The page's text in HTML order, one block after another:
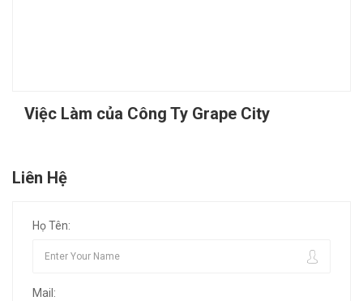
Việc Làm của Công Ty Grape City
Liên Hệ
Họ Tên:
Mail: